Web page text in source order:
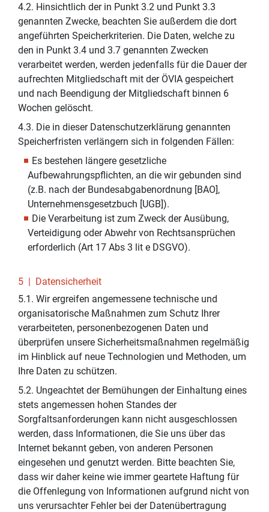
4.2. Hinsichtlich der in Punkt 3.2 und Punkt 3.3
genannten Zwecke, beachten Sie außerdem die dort
angeführten Speicherkriterien. Die Daten, welche zu
den in Punkt 3.4 und 3.7 genannten Zwecken
verarbeitet werden, werden jedenfalls für die Dauer der
aufrechten Mitgliedschaft mit der ÖVIA gespeichert
und nach Beendigung der Mitgliedschaft binnen 6
Wochen gelöscht.
4.3. Die in dieser Datenschutzerklärung genannten
Speicherfristen verlängern sich in folgenden Fällen:
Es bestehen längere gesetzliche
Aufbewahrungspflichten, an die wir gebunden sind
(z.B. nach der Bundesabgabenordnung [BAO],
Unternehmensgesetzbuch [UGB]).
Die Verarbeitung ist zum Zweck der Ausübung,
Verteidigung oder Abwehr von Rechtsansprüchen
erforderlich (Art 17 Abs 3 lit e DSGVO).
5 | Datensicherheit
5.1. Wir ergreifen angemessene technische und
organisatorische Maßnahmen zum Schutz Ihrer
verarbeiteten, personenbezogenen Daten und
überprüfen unsere Sicherheitsmaßnahmen regelmäßig
im Hinblick auf neue Technologien und Methoden, um
Ihre Daten zu schützen.
5.2. Ungeachtet der Bemühungen der Einhaltung eines
stets angemessen hohen Standes der
Sorgfaltsanforderungen kann nicht ausgeschlossen
werden, dass Informationen, die Sie uns über das
Internet bekannt geben, von anderen Personen
eingesehen und genutzt werden. Bitte beachten Sie,
dass wir daher keine wie immer geartete Haftung für
die Offenlegung von Informationen aufgrund nicht von
uns verursachter Fehler bei der Datenübertragung